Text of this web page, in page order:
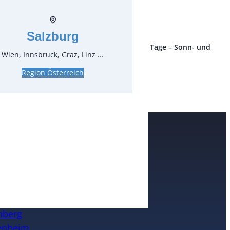
Stück und Mieteinheit (1 Mieteinheit = 3 Tage – Sonn- und
ohne Berechnung), zzgl. Endreinigung
Salzburg
Wien, Innsbruck, Graz, Linz ...
Region Österreich